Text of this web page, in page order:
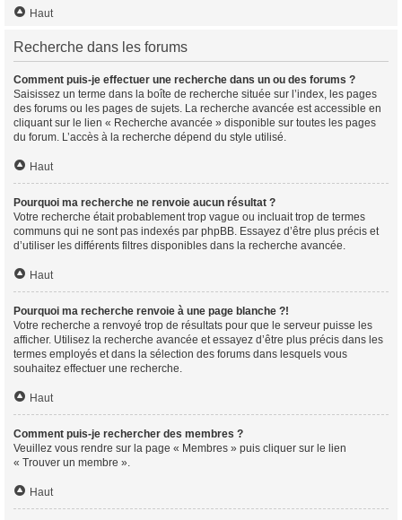
Haut
Recherche dans les forums
Comment puis-je effectuer une recherche dans un ou des forums ?
Saisissez un terme dans la boîte de recherche située sur l’index, les pages
des forums ou les pages de sujets. La recherche avancée est accessible en
cliquant sur le lien « Recherche avancée » disponible sur toutes les pages
du forum. L’accès à la recherche dépend du style utilisé.
Haut
Pourquoi ma recherche ne renvoie aucun résultat ?
Votre recherche était probablement trop vague ou incluait trop de termes
communs qui ne sont pas indexés par phpBB. Essayez d’être plus précis et
d’utiliser les différents filtres disponibles dans la recherche avancée.
Haut
Pourquoi ma recherche renvoie à une page blanche ?!
Votre recherche a renvoyé trop de résultats pour que le serveur puisse les
afficher. Utilisez la recherche avancée et essayez d’être plus précis dans les
termes employés et dans la sélection des forums dans lesquels vous
souhaitez effectuer une recherche.
Haut
Comment puis-je rechercher des membres ?
Veuillez vous rendre sur la page « Membres » puis cliquer sur le lien
« Trouver un membre ».
Haut